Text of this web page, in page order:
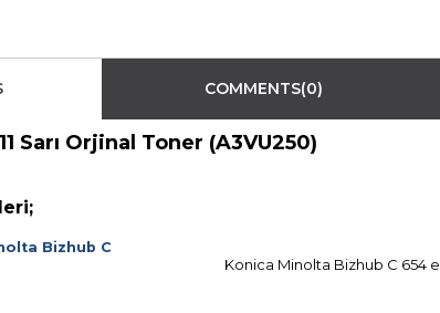
COMMENTS(0)
Sarı Orjinal Toner (A3VU250)
Bizhub C
Konica Minolta Bizhub C 654 e